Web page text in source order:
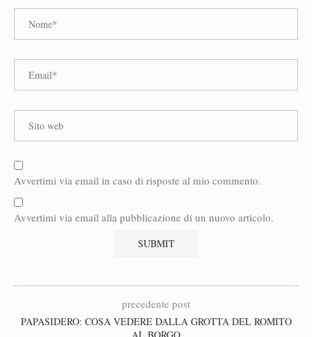
Avvertimi via email in caso di risposte al mio commento.
Avvertimi via email alla pubblicazione di un nuovo articolo.
precedente post
PAPASIDERO: COSA VEDERE DALLA GROTTA DEL ROMITO